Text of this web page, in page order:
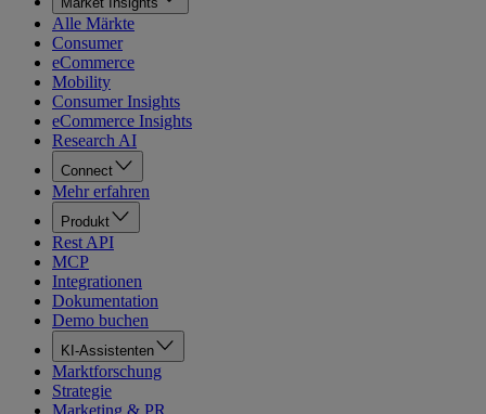
Alle Märkte
Consumer
eCommerce
Mobility
Consumer Insights
eCommerce Insights
Research AI
Connect
Mehr erfahren
Produkt
Rest API
MCP
Integrationen
Dokumentation
Demo buchen
KI-Assistenten
Marktforschung
Strategie
Marketing & PR